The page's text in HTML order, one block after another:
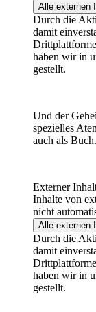
Alle externen
Durch die
damit
haben wir in
gestellt.
Und der
spezielles
auch als Buch.
Externer
Inhalte von
nicht
Alle externen
Durch die
damit
haben wir in
gestellt.